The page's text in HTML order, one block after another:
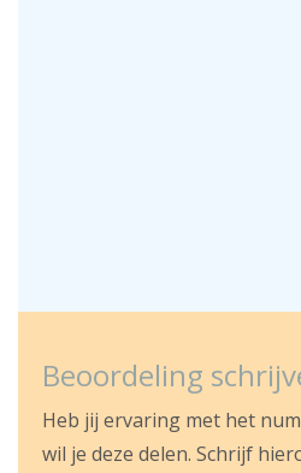
Beoordeling
Heb jij ervaring met het
wil je deze delen. Schrijf